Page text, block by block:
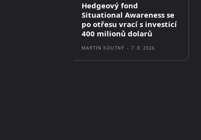
Hedgeový fond
Situational Awareness se
po otřesu vrací s investicí
400 milionů dolarů
MARTIN KOUTNÝ - 7. 8. 2026